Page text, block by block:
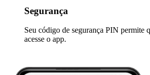
Segurança
Seu código de segurança PIN permite
acesse o app.